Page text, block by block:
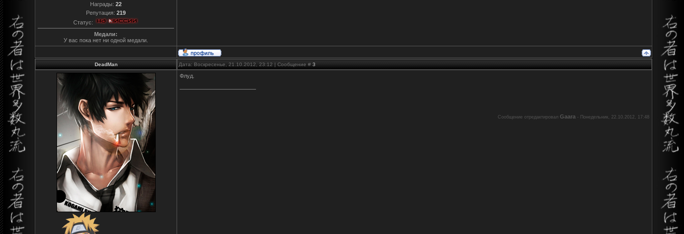
Награды: 22
Репутация: 219
Статус:
Медали:
У вас пока нет ни одной медали.
DeadMan Дата: Воскресенье, 21.10.2012, 23:12 | Сообщение # 3
Флуд.
Сообщение отредактировал Gaara - Понедельник, 22.10.2012, 17:48